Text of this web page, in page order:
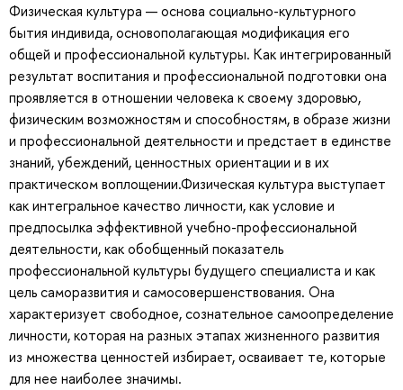
Физическая культура — основа социально-культурного
бытия индивида, основополагающая модификация его
общей и профессиональной культуры. Как интегрированный
результат воспитания и профессиональной подготовки она
проявляется в отношении человека к своему здоровью,
физическим возможностям и способностям, в образе жизни
и профессиональной деятельности и предстает в единстве
знаний, убеждений, ценностных ориентации и в их
практическом воплощении.Физическая культура выступает
как интегральное качество личности, как условие и
предпосылка эффективной учебно-профессиональной
деятельности, как обобщенный показатель
профессиональной культуры будущего специалиста и как
цель саморазвития и самосовершенствования. Она
характеризует свободное, сознательное самоопределение
личности, которая на разных этапах жизненного развития
из множества ценностей избирает, осваивает те, которые
для нее наиболее значимы.